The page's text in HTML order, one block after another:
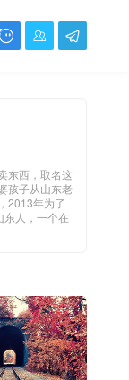
  
东西，取名这
孩子从山东老
2013年为了
东人，一个在